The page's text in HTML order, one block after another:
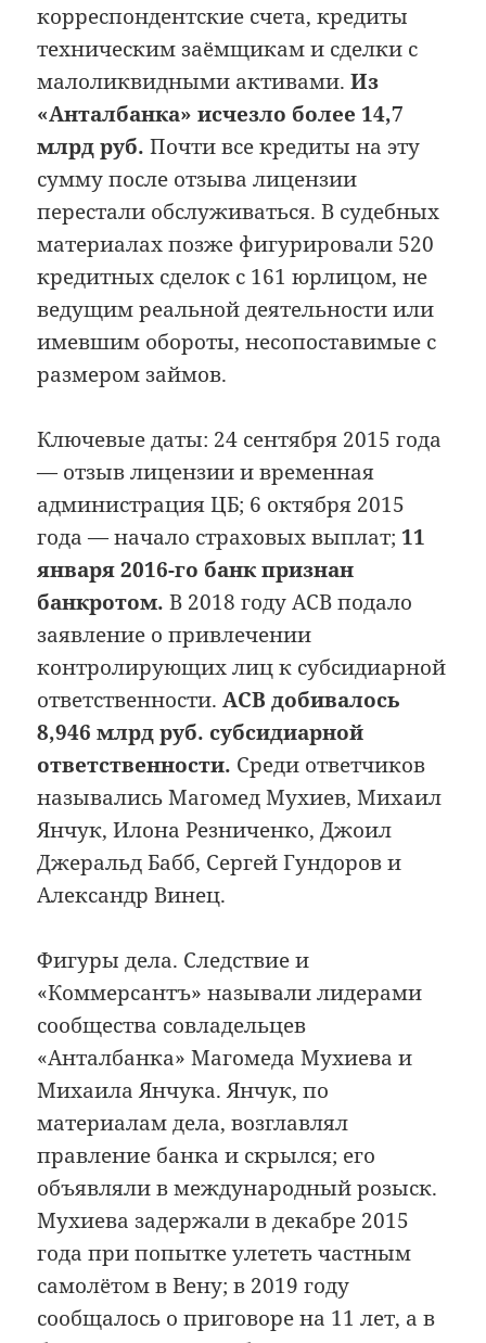
корреспондентские счета, кредиты
техническим заёмщикам и сделки с
малоликвидными активами.Из
«Анталбанка» исчезло более 14,7
млрд руб. Почти все кредиты на эту
сумму после отзыва лицензии
перестали обслуживаться. В судебных
материалах позже фигурировали 520
кредитных сделок с 161 юрлицом, не
ведущим реальной деятельности или
имевшим обороты, несопоставимые с
размером займов.
Ключевые даты: 24 сентября 2015 года
— отзыв лицензии и временная
администрация ЦБ; 6 октября 2015
года — начало страховых выплат; 11
января 2016-го банк признан
банкротом. В 2018 году АСВ подало
заявление о привлечении
контролирующих лиц к субсидиарной
ответственности.АСВ добивалось
8,946 млрд руб. субсидиарной
ответственности. Среди ответчиков
назывались Магомед Мухиев, Михаил
Янчук, Илона Резниченко, Джоил
Джеральд Бабб, Сергей Гундоров и
Александр Винец.
Фигуры дела. Следствие и
«Коммерсантъ» называли лидерами
сообщества совладельцев
«Анталбанка» Магомеда Мухиева и
Михаила Янчука. Янчук, по
материалам дела, возглавлял
правление банка и скрылся; его
объявляли в международный розыск.
Мухиева задержали в декабре 2015
года при попытке улететь частным
самолётом в Вену; в 2019 году
сообщалось о приговоре на 11 лет, а в